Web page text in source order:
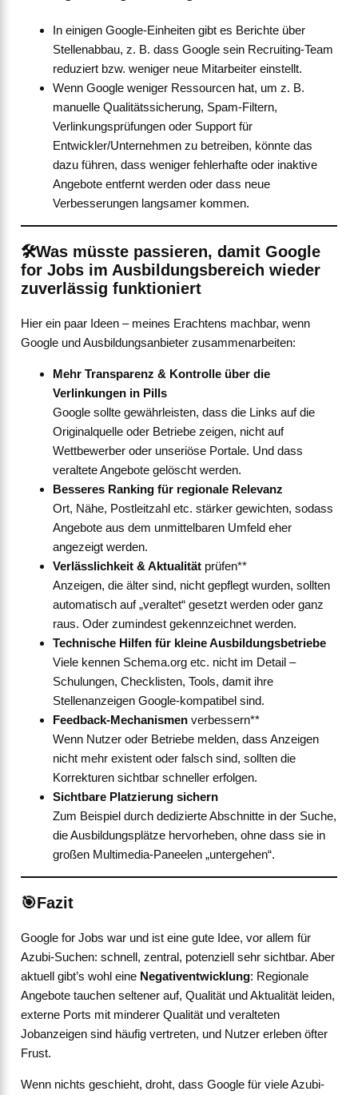
In einigen Google-Einheiten gibt es Berichte über
Stellenabbau, z. B. dass Google sein Recruiting-Team
reduziert bzw. weniger neue Mitarbeiter einstellt.
Wenn Google weniger Ressourcen hat, um z. B.
manuelle Qualitätssicherung, Spam-Filtern,
Verlinkungsprüfungen oder Support für
Entwickler/Unternehmen zu betreiben, könnte das
dazu führen, dass weniger fehlerhafte oder inaktive
Angebote entfernt werden oder dass neue
Verbesserungen langsamer kommen.
🛠️Was müsste passieren, damit Google
for Jobs im Ausbildungsbereich wieder
zuverlässig funktioniert
Hier ein paar Ideen – meines Erachtens machbar, wenn
Google und Ausbildungsanbieter zusammenarbeiten:
Mehr Transparenz & Kontrolle über die
Verlinkungen in Pills
Google sollte gewährleisten, dass die Links auf die
Originalquelle oder Betriebe zeigen, nicht auf
Wettbewerber oder unseriöse Portale. Und dass
veraltete Angebote gelöscht werden.
Besseres Ranking für regionale Relevanz
Ort, Nähe, Postleitzahl etc. stärker gewichten, sodass
Angebote aus dem unmittelbaren Umfeld eher
angezeigt werden.
Verlässlichkeit & Aktualitätprüfen**
Anzeigen, die älter sind, nicht gepflegt wurden, sollten
automatisch auf „veraltet“ gesetzt werden oder ganz
raus. Oder zumindest gekennzeichnet werden.
Technische Hilfen für kleine Ausbildungsbetriebe
Viele kennen Schema.org etc. nicht im Detail –
Schulungen, Checklisten, Tools, damit ihre
Stellenanzeigen Google-kompatibel sind.
Feedback-Mechanismenverbessern**
Wenn Nutzer oder Betriebe melden, dass Anzeigen
nicht mehr existent oder falsch sind, sollten die
Korrekturen sichtbar schneller erfolgen.
Sichtbare Platzierung sichern
Zum Beispiel durch dedizierte Abschnitte in der Suche,
die Ausbildungsplätze hervorheben, ohne dass sie in
großen Multimedia-Paneelen „untergehen“.
🎯Fazit
Google for Jobs war und ist eine gute Idee, vor allem für
Azubi-Suchen: schnell, zentral, potenziell sehr sichtbar. Aber
aktuell gibt’s wohl eine Negativentwicklung: Regionale
Angebote tauchen seltener auf, Qualität und Aktualität leiden,
externe Ports mit minderer Qualität und veralteten
Jobanzeigen sind häufig vertreten, und Nutzer erleben öfter
Frust.
Wenn nichts geschieht, droht, dass Google für viele Azubi-